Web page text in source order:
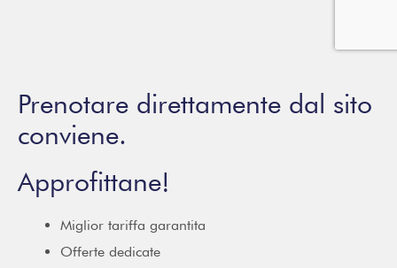
Prenotare direttamente dal sito
conviene.
Approfittane!
Miglior tariffa garantita
Offerte dedicate